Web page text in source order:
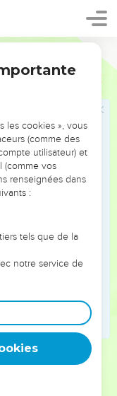
préciser par les
avait
et de grandes
enfants et n'a pas
apparut dans
à la vie du
mère et alla dans
régnait sur la
eut peur de s'y
le territoire de la
afin que
les cookies », vous
(comme des
utilisateur) et
(comme vos
renseignées dans
:
tels que de la
notre service de